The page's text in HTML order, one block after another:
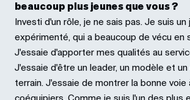
beaucoup plus jeunes que vous ?
Investi d'un rôle, je ne sais pas. Je suis un
expérimenté, qui a beaucoup de vécu en
J'essaie d'apporter mes qualités au
J'essaie d'être un leader, un modèle et
terrain. J'essaie de montrer la bonne voie